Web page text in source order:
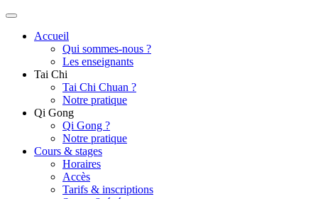
Accueil
Qui sommes-nous ?
Les enseignants
Tai Chi
Tai Chi Chuan ?
Notre pratique
Qi Gong
Qi Gong ?
Notre pratique
Cours & stages
Horaires
Accès
Tarifs & inscriptions